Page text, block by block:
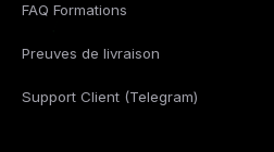
FAQ Formations
Preuves de livraison
Support Client (Telegram)